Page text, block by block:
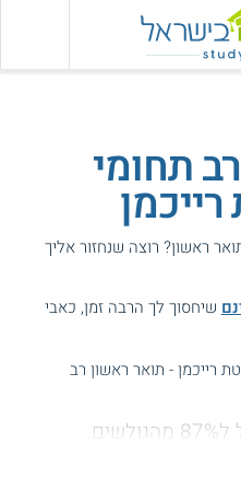
תחומי
ראשון? רוצה שנחזור אליך
שיחסוך לך הרבה זמן, כאבי
רייכמן - תואר ראשון רב